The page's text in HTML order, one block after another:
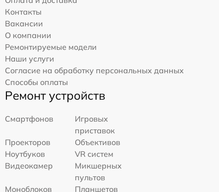
Контакты
Вакансии
О компании
Ремонтируемые модели
Наши услуги
Согласие на обработку персональных данных
Способы оплаты
Ремонт устройств
Смартфонов
Игровых
приставок
Проекторов
Объективов
Ноутбуков
VR систем
Видеокамер
Микшерных
пультов
Моноблоков
Планшетов